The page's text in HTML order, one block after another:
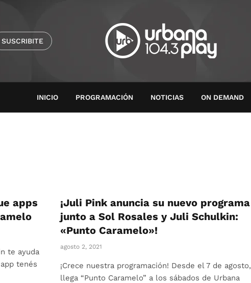
SUSCRIBITE
INICIO PROGRAMACIÓN NOTICIAS ON DEMAND
apps
te ayuda
tenés
¡Juli Pink anuncia su nuevo programa
junto a Sol Rosales y Juli Schulkin:
«Punto Caramelo»!
agosto 2, 2021
¡Crece nuestra programación! Desde el 7 de agosto,
llega “Punto Caramelo” a los sábados de Urbana